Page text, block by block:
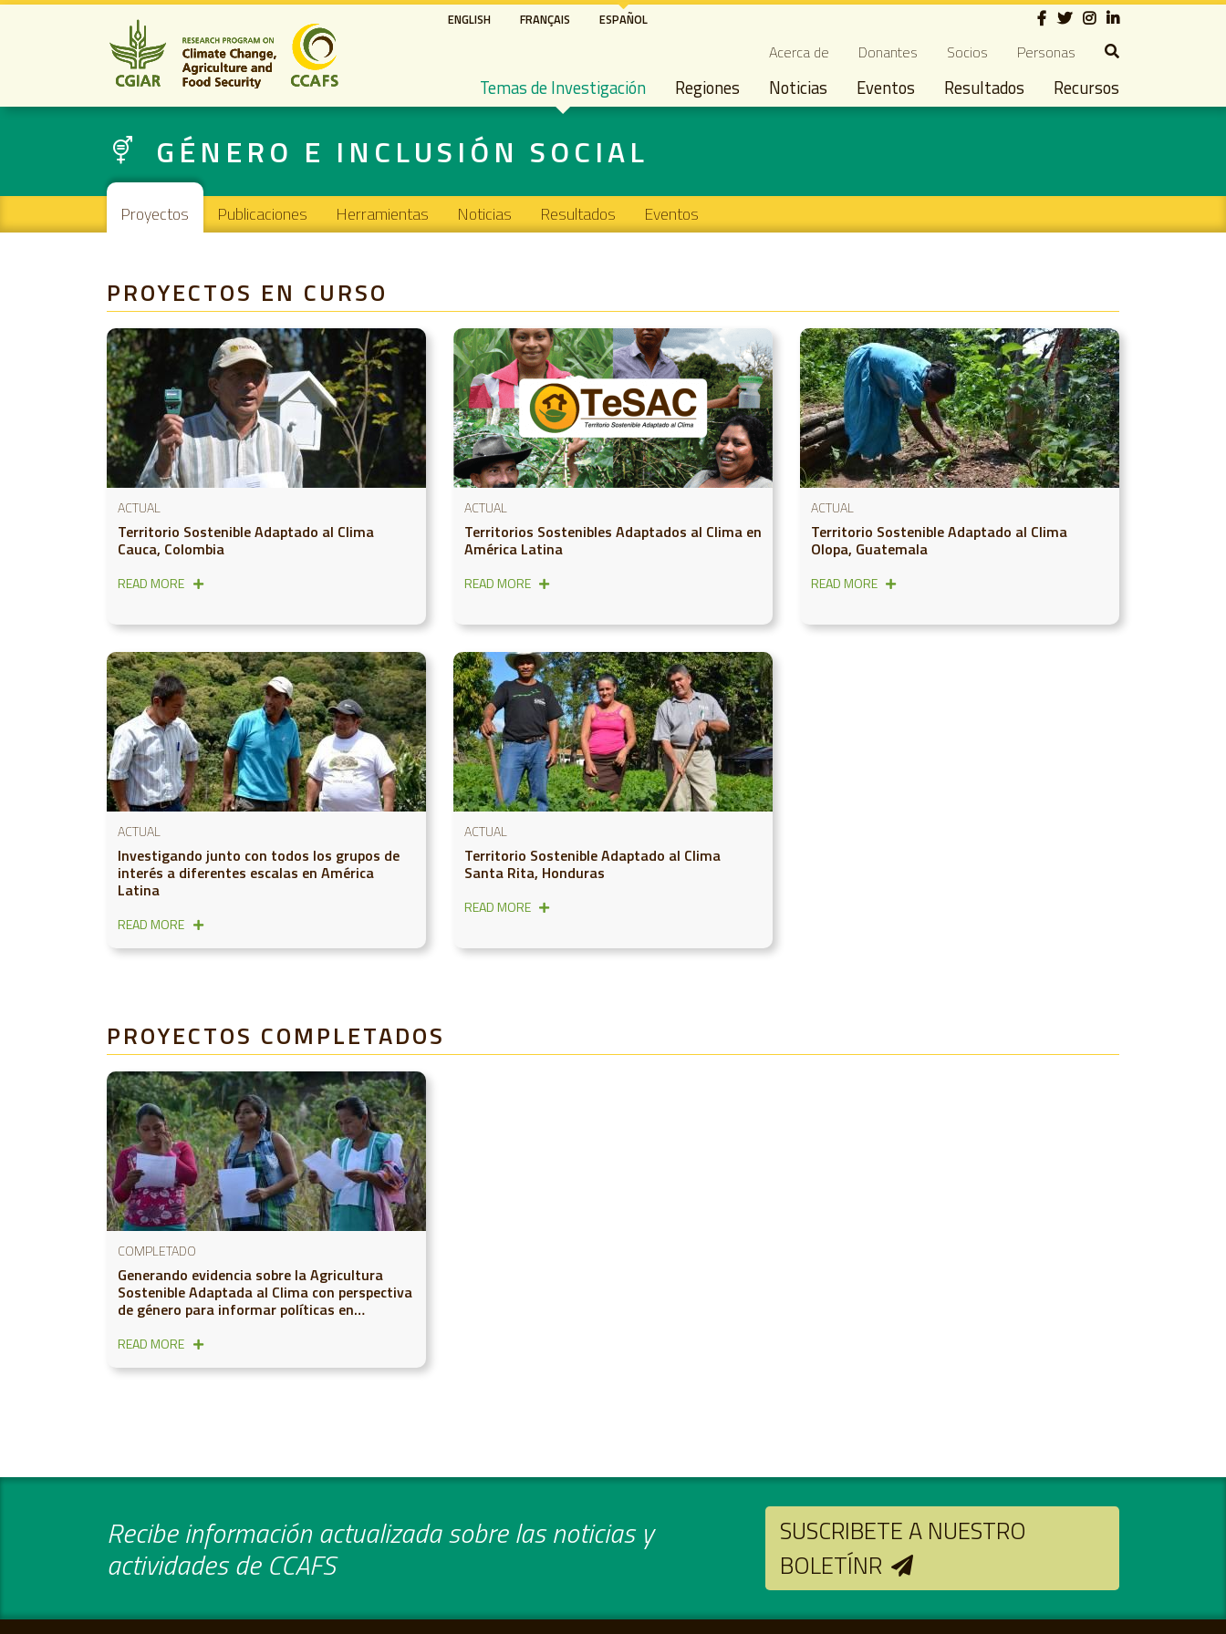
Pasar
principal
ENGLISH FRANÇAIS ESPAÑOL Social
Secondary navigation
Acerca de Donantes Socios Personas
Main navigation
Temas de Investigación Regiones Noticias Eventos Resultados Recursos
GÉNERO E INCLUSIÓN SOCIAL
Main navigation
Proyectos Publicaciones Herramientas Noticias Resultados Eventos
PROYECTOS EN CURSO
ACTUAL
Territorio Sostenible Adaptado al Clima
Cauca, Colombia
READ MORE
ACTUAL
Territorios Sostenibles Adaptados al Clima en
América Latina
READ MORE
ACTUAL
Territorio Sostenible Adaptado al Clima
Olopa, Guatemala
READ MORE
ACTUAL
Investigando junto con todos los grupos de
interés a diferentes escalas en América
Latina
READ MORE
ACTUAL
Territorio Sostenible Adaptado al Clima
Santa Rita, Honduras
READ MORE
PROYECTOS COMPLETADOS
COMPLETADO
Generando evidencia sobre la Agricultura
Sostenible Adaptada al Clima con perspectiva
de género para informar políticas en
READ MORE
Recibe información actualizada sobre las noticias y
actividades de CCAFS
SUSCRIBETE A NUESTRO
BOLETÍNR